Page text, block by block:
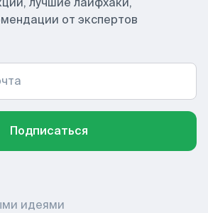
от экспертов
Подписаться
идеями